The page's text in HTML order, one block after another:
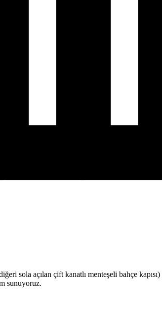
sola açılan çift kanatlı menteşeli bahçe
sunuyoruz.